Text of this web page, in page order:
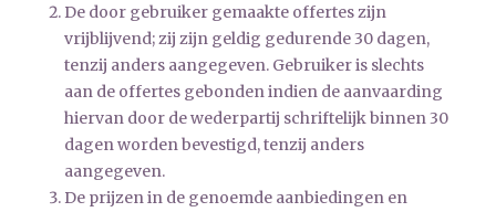
De door gebruiker gemaakte offertes zijn
vrijblijvend; zij zijn geldig gedurende 30 dagen,
tenzij anders aangegeven. Gebruiker is slechts
aan de offertes gebonden indien de aanvaarding
hiervan door de wederpartij schriftelijk binnen 30
dagen worden bevestigd, tenzij anders
aangegeven.
De prijzen in de genoemde aanbiedingen en